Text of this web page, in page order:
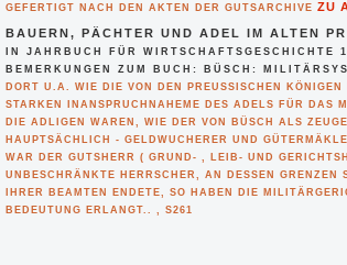
GEFERTIGT NACH DEN AKTEN DER GUTSARCHIVE ZU
BAUERN, PÄCHTER UND ADEL IM ALTEN
IN JAHRBUCH FÜR WIRTSCHAFTSGESCHICHTE
BEMERKUNGEN ZUM BUCH: BÜSCH:
DORT U.A. WIE DIE VON DEN PREUSSISCHEN KÖNIGEN
ARKEN INANSPRUCHNAHEME DES ADELS FÜR DAS
DIE ADLIGEN WAREN, WIE DER VON BÜSCH ALS
HAUPTSÄCHLICH - GELDWUCHERER UND
WAR DER GUTSHERR ( GRUND- , LEIB- UND
UNBESCHRÄNKTE HERRSCHER, AN DESSEN GRENZEN
HRER BEAMTEN ENDETE, SO HABEN DIE
EDEUTUNG ERLANGT.. , S261